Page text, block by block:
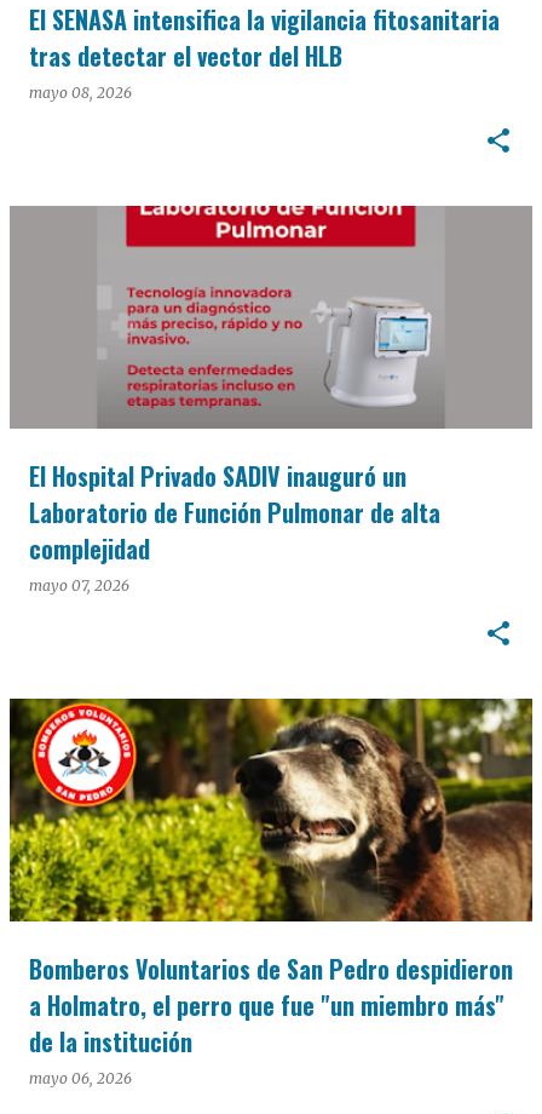
El SENASA intensifica la vigilancia fitosanitaria
tras detectar el vector del HLB
mayo 08, 2026
El Hospital Privado SADIV inauguró un
Laboratorio de Función Pulmonar de alta
complejidad
mayo 07, 2026
Bomberos Voluntarios de San Pedro despidieron
a Holmatro, el perro que fue "un miembro más"
de la institución
mayo 06, 2026